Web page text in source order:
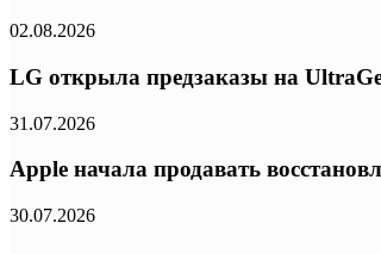
02.08.2026
LG открыла предзаказы на
31.07.2026
Apple начала продавать
30.07.2026